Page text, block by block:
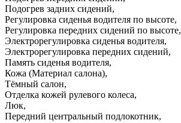
Подогрев задних сидений,
Регулировка сиденья водителя по высоте,
Регулировка передних сидений по высоте,
Электрорегулировка сиденья водителя,
Электрорегулировка передних сидений,
Память сиденья водителя,
Кожа (Материал салона),
Тёмный салон,
Отделка кожей рулевого колеса,
Люк,
Передний центральный подлокотник,